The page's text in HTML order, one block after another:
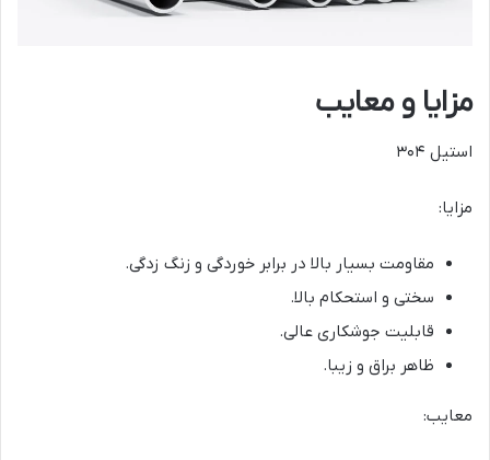
مزایا و معایب
استیل ۳۰۴
مزایا:
مقاومت بسیار بالا در برابر خوردگی و زنگ زدگی.
سختی و استحکام بالا.
قابلیت جوشکاری عالی.
ظاهر براق و زیبا.
معایب: